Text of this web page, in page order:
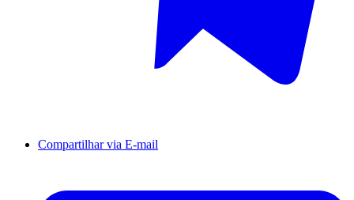
Compartilhar via E-mail